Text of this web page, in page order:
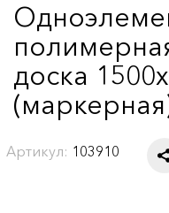
доска
Артикул: 103910